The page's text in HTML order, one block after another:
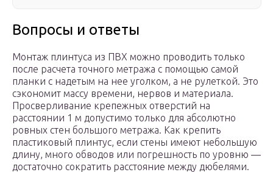
Вопросы и ответы
Монтаж плинтуса из ПВХ можно проводить только
после расчета точного метража с помощью самой
планки с надетым на нее уголком, а не рулеткой. Это
сэкономит массу времени, нервов и материала.
Просверливание крепежных отверстий на
расстоянии 1 м допустимо только для абсолютно
ровных стен большого метража. Как крепить
пластиковый плинтус, если стены имеют небольшую
длину, много обводов или погрешность по уровню —
достаточно сократить расстояние между дюбелями.